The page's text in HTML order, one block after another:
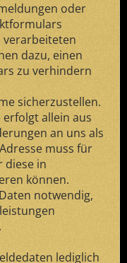
oder
verarbeiteten
dazu, einen
zu verhindern
sicherzustellen.
erfolgt allein aus
an uns als
muss für
diese in
können.
notwendig,
lediglich